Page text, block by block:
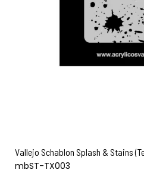
Vallejo Schablon Splash & Stains
mbST-TX003